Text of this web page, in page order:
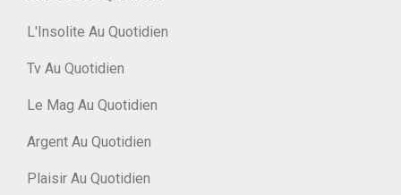
L'Insolite Au Quotidien
Tv Au Quotidien
Le Mag Au Quotidien
Argent Au Quotidien
Plaisir Au Quotidien